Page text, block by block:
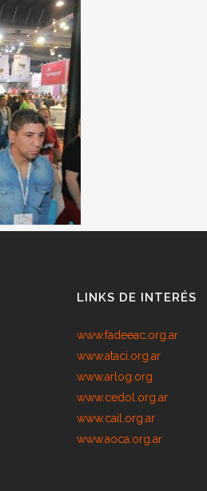
LINKS DE INTERÉS
www.fadeeac.org.ar
www.ataci.org.ar
www.arlog.org
www.cedol.org.ar
www.cail.org.ar
www.aoca.org.ar